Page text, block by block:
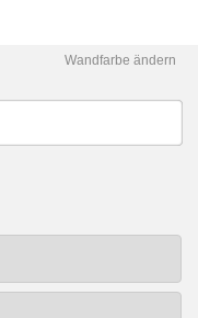
Wandfarbe ändern